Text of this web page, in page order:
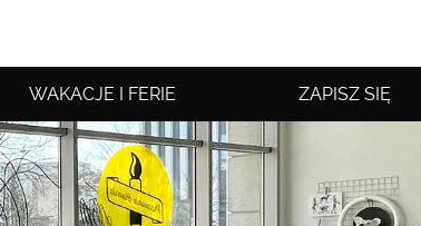
WAKACJE I FERIE ZAPISZ SIĘ